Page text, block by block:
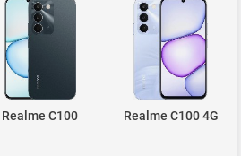
Realme C100 Realme C100 4G